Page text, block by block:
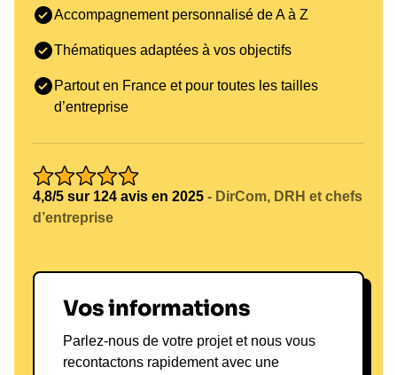
Accompagnement personnalisé de A à Z
Thématiques adaptées à vos objectifs
Partout en France et pour toutes les tailles
d’entreprise
4,8/5 sur 124 avis en 2025 - DirCom, DRH et chefs
d’entreprise
Vos informations
Parlez-nous de votre projet et nous vous
recontactons rapidement avec une